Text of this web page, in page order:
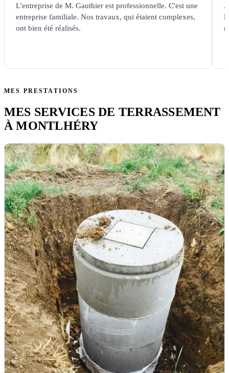
L'entreprise de M. Gauthier est professionnelle. C'est une
entreprise familiale. Nos travaux, qui étaient complexes,
ont bien été réalisés.
MES PRESTATIONS
MES SERVICES DE TERRASSEMENT
À MONTLHÉRY